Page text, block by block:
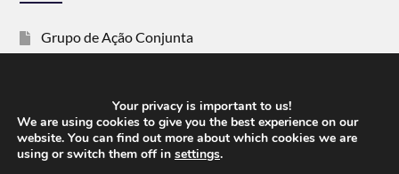
Grupo de Ação Conjunta
Vida Justa
dezanove
Your privacy is important to us!
We are using cookies to give you the best experience on our
website. You can find out more about which cookies we are
using or switch them off in settings.